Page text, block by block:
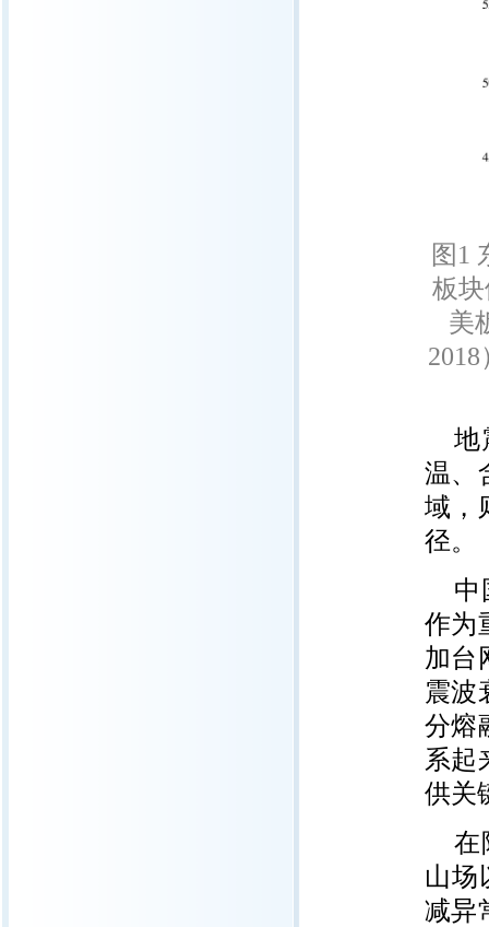
图1
板
美
地
温、
域，
径。
中
作为
加台
震波
分熔
系起
供关
在
山场
减异